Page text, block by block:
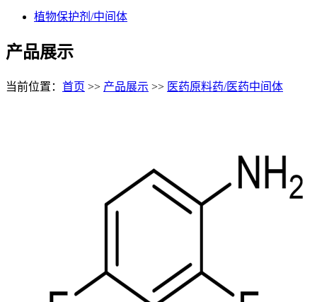
植物保护剂/中间体
产品展示
当前位置： 首页 >> 产品展示 >> 医药原料药/医药中间体